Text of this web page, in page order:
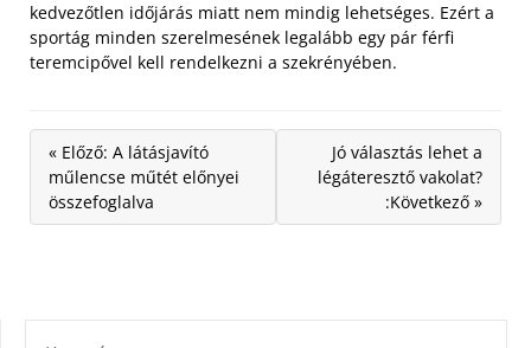
kedvezőtlen időjárás miatt nem mindig lehetséges. Ezért a
sportág minden szerelmesének legalább egy pár férfi
teremcipővel kell rendelkezni a szekrényében.
« Előző: A látásjavító
műlencse műtét előnyei
összefoglalva
Jó választás lehet a
légáteresztő vakolat?
:Következő »